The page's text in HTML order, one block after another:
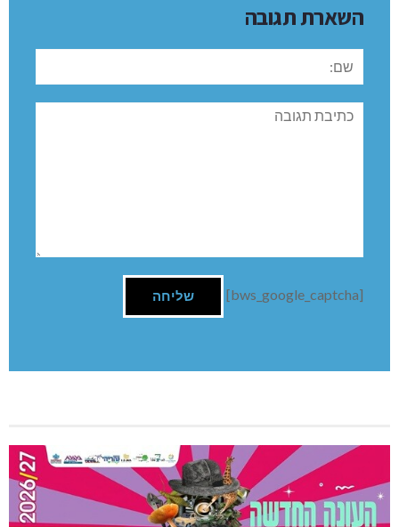
השארת תגובה
שם:
תגובה
[bws_google_captcha]